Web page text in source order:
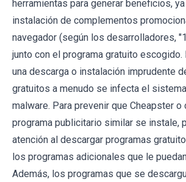
herramientas para generar beneficios,
instalación de complementos
navegador (según los desarrolladores,
junto con el programa gratuito escogido.
una descarga o instalación imprudente
gratuitos a menudo se infecta el
malware. Para prevenir que Cheapster o
programa publicitario similar se instale,
atención al descargar programas
los programas adicionales que le
Además, los programas que se